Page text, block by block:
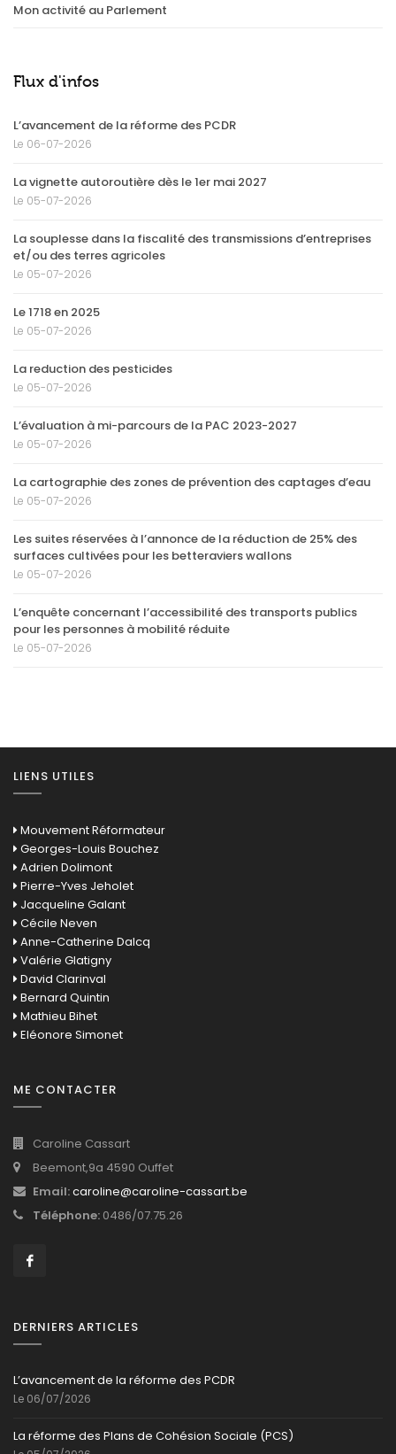
Mon activité au Parlement
Flux d'infos
L’avancement de la réforme des PCDR
Le 06-07-2026
La vignette autoroutière dès le 1er mai 2027
Le 05-07-2026
La souplesse dans la fiscalité des transmissions d’entreprises
et/ou des terres agricoles
Le 05-07-2026
Le 1718 en 2025
Le 05-07-2026
La reduction des pesticides
Le 05-07-2026
L’évaluation à mi-parcours de la PAC 2023-2027
Le 05-07-2026
La cartographie des zones de prévention des captages d’eau
Le 05-07-2026
Les suites réservées à l’annonce de la réduction de 25% des
surfaces cultivées pour les betteraviers wallons
Le 05-07-2026
L’enquête concernant l’accessibilité des transports publics
pour les personnes à mobilité réduite
Le 05-07-2026
LIENS UTILES
Mouvement Réformateur
Georges-Louis Bouchez
Adrien Dolimont
Pierre-Yves Jeholet
Jacqueline Galant
Cécile Neven
Anne-Catherine Dalcq
Valérie Glatigny
David Clarinval
Bernard Quintin
Mathieu Bihet
Eléonore Simonet
ME CONTACTER
Caroline Cassart
Beemont,9a 4590 Ouffet
Email:caroline@caroline-cassart.be
Téléphone: 0486/07.75.26
DERNIERS ARTICLES
L’avancement de la réforme des PCDR
Le 06/07/2026
La réforme des Plans de Cohésion Sociale (PCS)